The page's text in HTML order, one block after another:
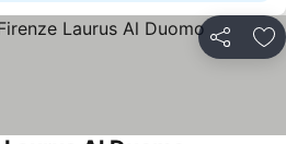
Compartir